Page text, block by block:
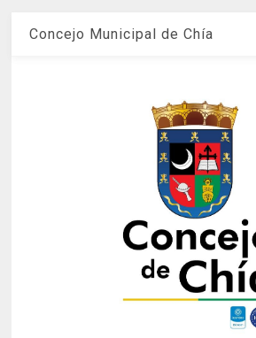
Concejo Municipal de Chía